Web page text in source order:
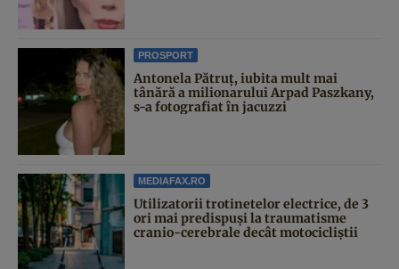
PROSPORT
Antonela Pătruț, iubita mult mai
tânără a milionarului Arpad Paszkany,
s-a fotografiat în jacuzzi
MEDIAFAX.RO
Utilizatorii trotinetelor electrice, de 3
ori mai predispuși la traumatisme
cranio-cerebrale decât motocicliștii